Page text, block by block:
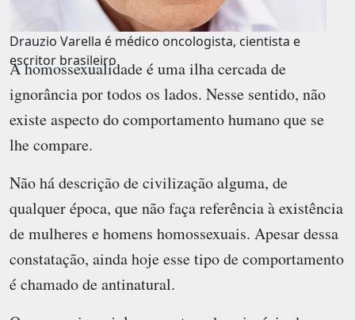
Drauzio Varella é médico oncologista, cientista e
escritor brasileiro
A homossexualidade é uma ilha cercada de
ignorância por todos os lados. Nesse sentido, não
existe aspecto do comportamento humano que se
lhe compare.
Não há descrição de civilização alguma, de
qualquer época, que não faça referência à existência
de mulheres e homens homossexuais. Apesar dessa
constatação, ainda hoje esse tipo de comportamento
é chamado de antinatural.